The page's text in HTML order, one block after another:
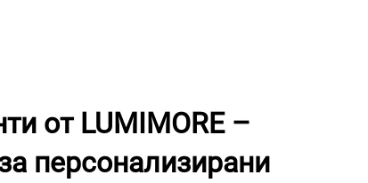
от LUMIMORE –
персонализирани